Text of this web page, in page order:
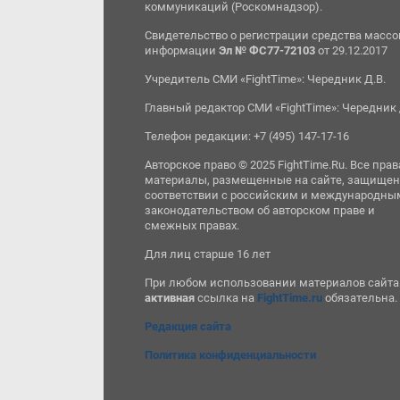
коммуникаций (Роскомнадзор).
Свидетельство о регистрации средства
информацииЭл № ФС77-72103 от 29.12.2017
Учредитель СМИ «FightTime»: Чередник Д.В.
Главный редактор СМИ «FightTime»: Чередник
Телефон редакции: +7 (495) 147-17-16
Авторское право © 2025 FightTime.Ru. Все
материалы, размещенные на сайте,
соответствии с российским и
законодательством об авторском праве и
смежных правах.
Для лиц старше 16 лет
При любом использовании материалов сайта
активная ссылка на FightTime.ru обязательна.
Редакция сайта
Политика конфиденциальности